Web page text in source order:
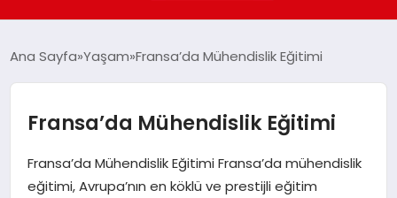
YAŞAM
EKONOMI
EĞITIM
Ana Sayfa Yaşam Fransa’da Mühendislik Eğitimi
Fransa’da Mühendislik Eğitimi
Fransa’da Mühendislik Eğitimi Fransa’da mühendislik
eğitimi, Avrupa’nın en köklü ve prestijli eğitim